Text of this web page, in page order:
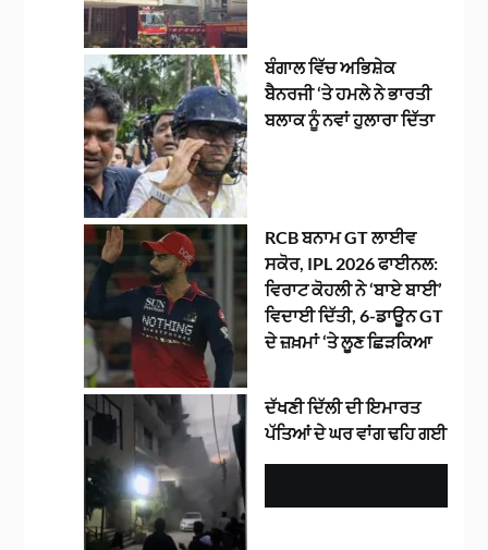
ਬੰਗਾਲ ਵਿੱਚ ਅਭਿਸ਼ੇਕ
ਬੈਨਰਜੀ ‘ਤੇ ਹਮਲੇ ਨੇ ਭਾਰਤੀ
ਬਲਾਕ ਨੂੰ ਨਵਾਂ ਹੁਲਾਰਾ ਦਿੱਤਾ
RCB ਬਨਾਮ GT ਲਾਈਵ
ਸਕੋਰ, IPL 2026 ਫਾਈਨਲ:
ਵਿਰਾਟ ਕੋਹਲੀ ਨੇ ‘ਬਾਏ ਬਾਈ’
ਵਿਦਾਈ ਦਿੱਤੀ, 6-ਡਾਊਨ GT
ਦੇ ਜ਼ਖ਼ਮਾਂ ‘ਤੇ ਲੂਣ ਛਿੜਕਿਆ
ਦੱਖਣੀ ਦਿੱਲੀ ਦੀ ਇਮਾਰਤ
ਪੱਤਿਆਂ ਦੇ ਘਰ ਵਾਂਗ ਢਹਿ ਗਈ